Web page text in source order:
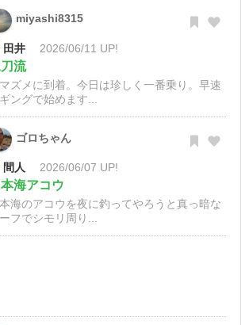
miyashi8315
田井 2026/06/11 UP!
流
ズメに到着。今日は珍しく一番乗り。早速
ングで始めます...
ゴロちゃん
間人 2026/06/07 UP!
本海アコウ
海のアコウを夜に釣ってやろうと真っ暗な
フでシモリ周り...